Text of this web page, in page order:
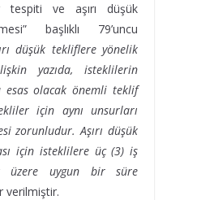
tespiti ve aşırı düşük
başlıklı 79’uncu
düşük tekliflere yönelik
yazıda, isteklilerin
esas olacak önemli teklif
için aynı unsurları
zorunludur. Aşırı düşük
için isteklilere üç (3) iş
üzere uygun bir süre
verilmiştir.